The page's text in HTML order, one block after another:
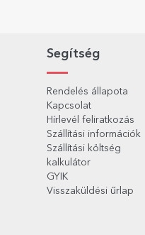
Segítség
Rendelés állapota
Kapcsolat
Hírlevél feliratkozás
Szállítási információk
Szállítási költség
kalkulátor
GYIK
Visszaküldési űrlap